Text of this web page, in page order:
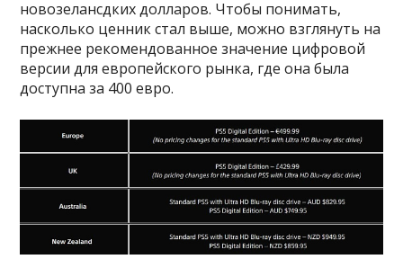
новозелансдких долларов. Чтобы понимать,
насколько ценник стал выше, можно взглянуть на
прежнее рекомендованное значение цифровой
версии для европейского рынка, где она была
доступна за 400 евро.